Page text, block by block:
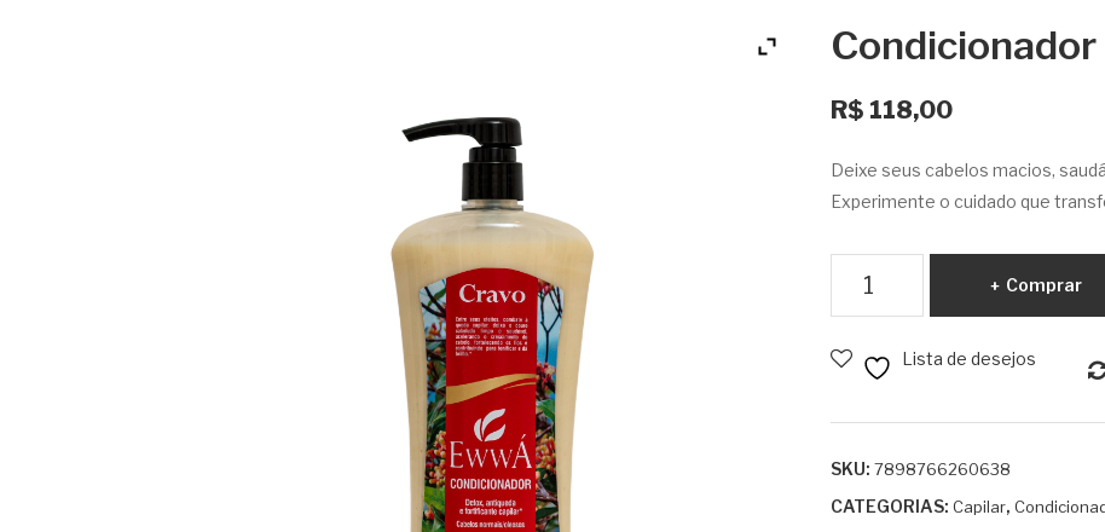
Condicionador
R$ 118,00
Deixe seus cabelos macios,
Experimente o cuidado que
quantidade
Comprar
Lista de desejos
SKU: 7898766260638
CATEGORIAS: Capilar,